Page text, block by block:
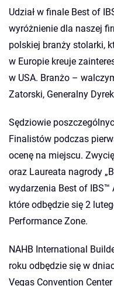
Udział w finale Best of
wyróżnienie dla naszej
polskiej branży stolarki,
w Europie kreuje
w USA. Branżo –
Zatorski, Generalny
Sędziowie
Finalistów podczas
ocenę na miejscu.
oraz Laureata nagrody
wydarzenia Best of IBS™
które odbędzie się 2
Performance Zone.
NAHB International
roku odbędzie się w
Vegas Convention